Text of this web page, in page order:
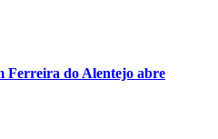
Ferreira do Alentejo abre